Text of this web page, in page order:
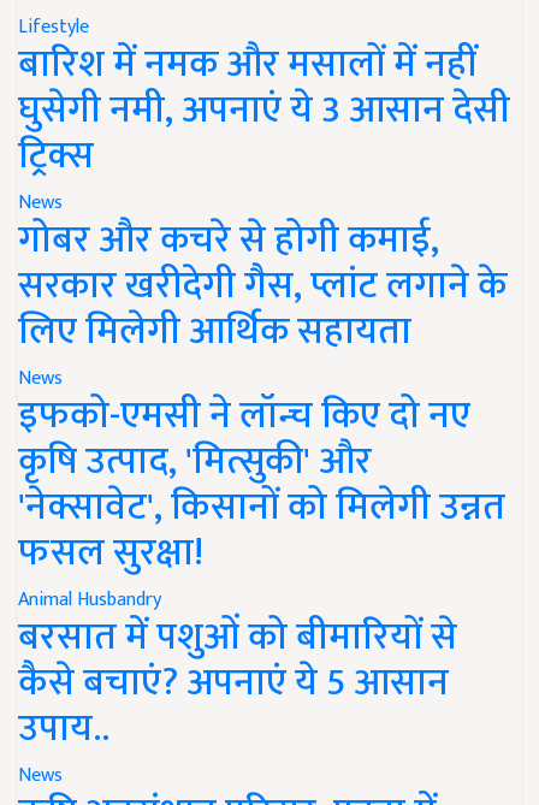
Lifestyle
बारिश में नमक और मसालों में नहीं
घुसेगी नमी, अपनाएं ये 3 आसान देसी
ट्रिक्स
News
गोबर और कचरे से होगी कमाई,
सरकार खरीदेगी गैस, प्लांट लगाने के
लिए मिलेगी आर्थिक सहायता
News
इफको-एमसी ने लॉन्च किए दो नए
कृषि उत्पाद, 'मित्सुकी' और
'नेक्सावेट', किसानों को मिलेगी उन्नत
फसल सुरक्षा!
Animal Husbandry
बरसात में पशुओं को बीमारियों से
कैसे बचाएं? अपनाएं ये 5 आसान
उपाय..
News